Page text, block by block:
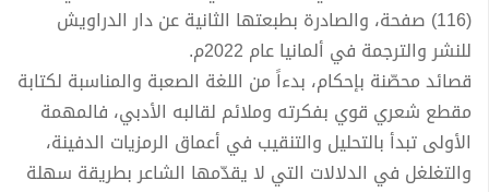
(116) صفحة، والصادرة بطبعتها الثانية عن دار الدراويش
للنشر والترجمة في ألمانيا عام 2022م.
قصائد محصّنة بإحكام، بدءاً من اللغة الصعبة والمناسبة لكتابة
مقطع شعري قوي بفكرته وملائم لقالبه الأدبي، فالمهمة
الأولى تبدأ بالتحليل والتنقيب في أعماق الرمزيات الدفينة،
والتغلغل في الدلالات التي لا يقدّمها الشاعر بطريقة سهلة